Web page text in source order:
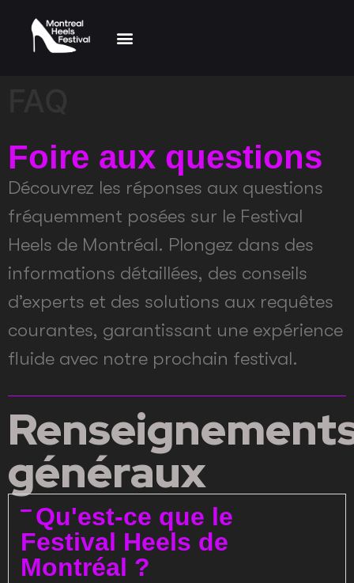
Foire aux questions
Découvrez les réponses aux questions
fréquemment posées sur le Festival
Heels de Montréal. Plongez dans des
informations détaillées, des conseils
d’experts et des solutions aux requêtes
courantes, garantissant une expérience
fluide avec notre prochain festival.
généraux
Qu'est-ce que le
Festival Heels de
Montréal ?